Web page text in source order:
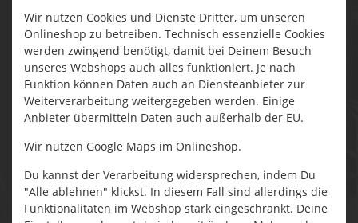
Wir nutzen Cookies und Dienste Dritter, um unseren
Onlineshop zu betreiben. Technisch essenzielle Cookies
werden zwingend benötigt, damit bei Deinem Besuch
unseres Webshops auch alles funktioniert. Je nach
Funktion können Daten auch an Diensteanbieter zur
Weiterverarbeitung weitergegeben werden. Einige
Anbieter übermitteln Daten auch außerhalb der EU.
Wir nutzen Google Maps im Onlineshop.
Du kannst der Verarbeitung widersprechen, indem Du
"Alle ablehnen" klickst. In diesem Fall sind allerdings die
Funktionalitäten im Webshop stark eingeschränkt. Deine
REISPFANNE MIT ENTE